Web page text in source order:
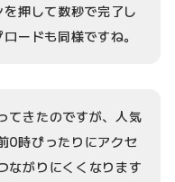
押して数秒で完了し
ードも同様ですね。
てきたのですが、人気
0時ぴったりにアクセ
ながりにくくなります